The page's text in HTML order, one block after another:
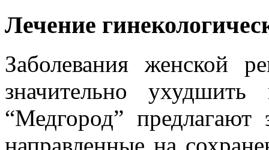
Лечение
Заболевания женской
значительно
“Медгород”
направленные на